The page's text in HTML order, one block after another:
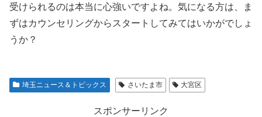
受けられるのは本当に心強いですよね。気になる方は、ま
ずはカウンセリングからスタートしてみてはいかがでしょ
うか？
埼玉ニュース＆トピックス さいたま市 大宮区
スポンサーリンク